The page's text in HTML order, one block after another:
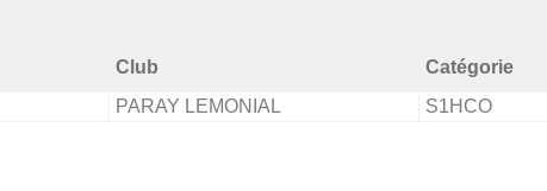
Club Catégorie
PARAY LEMONIAL S1HCO